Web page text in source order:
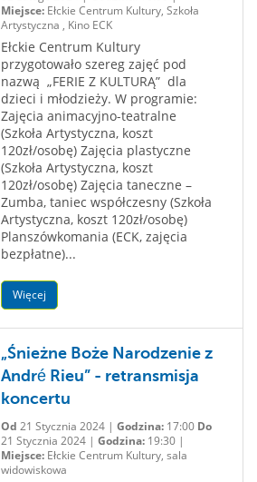
Miejsce:Ełckie Centrum Kultury, Szkoła
Artystyczna , Kino ECK
Ełckie Centrum Kultury
przygotowało szereg zajęć pod
nazwą „FERIE Z KULTURĄ” dla
dzieci i młodzieży. W programie:
Zajęcia animacyjno-teatralne
(Szkoła Artystyczna, koszt
120zł/osobę) Zajęcia plastyczne
(Szkoła Artystyczna, koszt
120zł/osobę) Zajęcia taneczne –
Zumba, taniec współczesny (Szkoła
Artystyczna, koszt 120zł/osobę)
Planszówkomania (ECK, zajęcia
bezpłatne)...
Więcej
„Śnieżne Boże Narodzenie z
André Rieu” - retransmisja
koncertu
Od 21 Stycznia 2024 | Godzina:17:00 Do
21 Stycznia 2024 | Godzina:19:30 |
Miejsce:Ełckie Centrum Kultury, sala
widowiskowa